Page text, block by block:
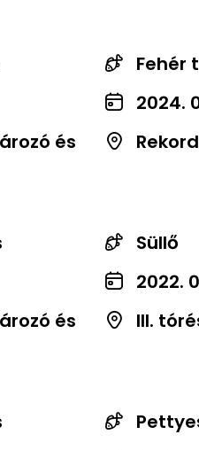
Fehér
2024.
és
Süllő
2022.
és
III.